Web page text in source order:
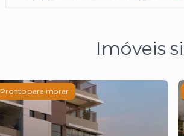
Imóveis
Pronto para morar